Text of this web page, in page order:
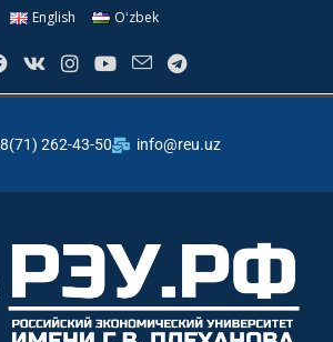
English Oʻzbek
262-43-50 info@reu.uz